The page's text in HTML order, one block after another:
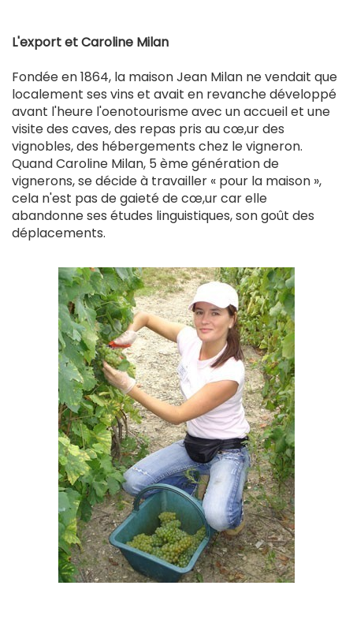
L'export et Caroline Milan
Fondée en 1864, la maison Jean Milan ne vendait que
localement ses vins et avait en revanche développé
avant l'heure l'oenotourisme avec un accueil et une
visite des caves, des repas pris au cœ,ur des
vignobles, des hébergements chez le vigneron.
Quand Caroline Milan, 5 ème génération de
vignerons, se décide à travailler « pour la maison »,
cela n'est pas de gaieté de cœ,ur car elle
abandonne ses études linguistiques, son goût des
déplacements.